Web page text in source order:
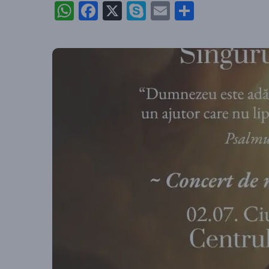
WhatsApp
Facebook
X Skype
Email